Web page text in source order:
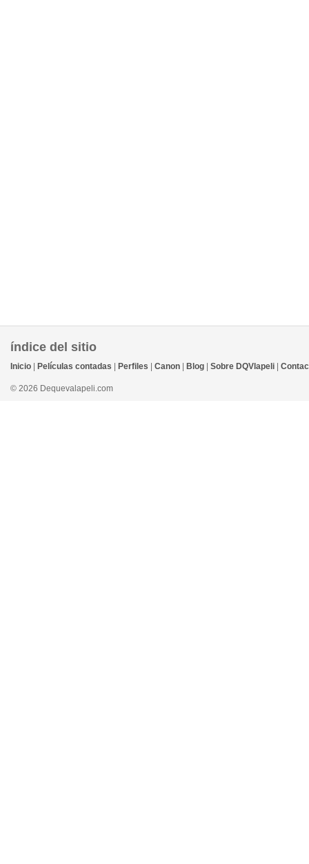
índice del sitio
Inicio Películas contadas Perfiles Canon Blog Sobre DQVlapeli
© 2026 Dequevalapeli.com